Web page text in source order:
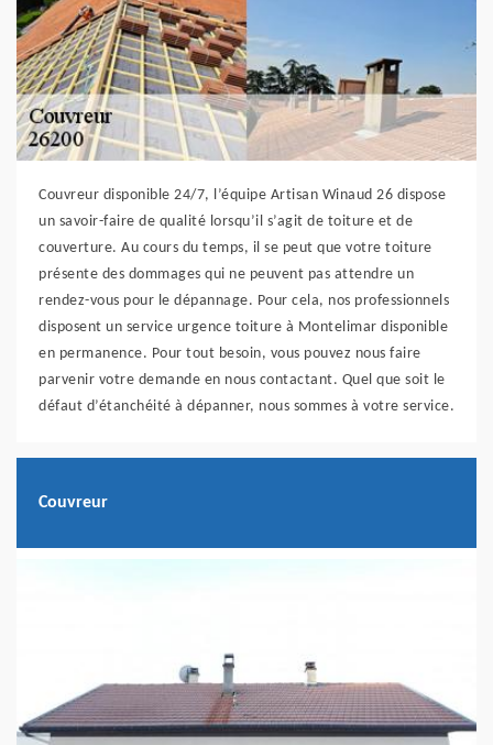
Couvreur disponible 24/7, l’équipe Artisan Winaud 26 dispose
un savoir-faire de qualité lorsqu’il s’agit de toiture et de
couverture. Au cours du temps, il se peut que votre toiture
présente des dommages qui ne peuvent pas attendre un
rendez-vous pour le dépannage. Pour cela, nos professionnels
disposent un service urgence toiture à Montelimar disponible
en permanence. Pour tout besoin, vous pouvez nous faire
parvenir votre demande en nous contactant. Quel que soit le
défaut d’étanchéité à dépanner, nous sommes à votre service.
Couvreur